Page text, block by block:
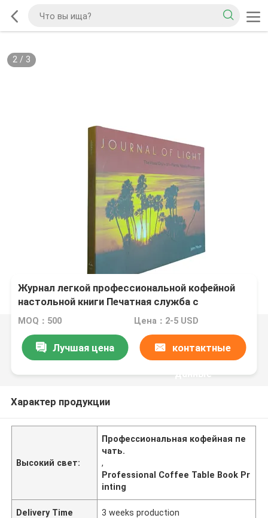
2/ 3
Журнал легкой профессиональной кофейной
настольной книги Печатная служба с
матовыми ламинированными куртками и
объединением твердой обложки
MOQ：500 Цена：2-5 USD
Лучшая цена контактные
данные
Характер продукции
Высокий свет:
Профессиональная кофейная пе
чать.
,
Professional Coffee Table Book Pr
inting
Delivery Time 3 weeks production